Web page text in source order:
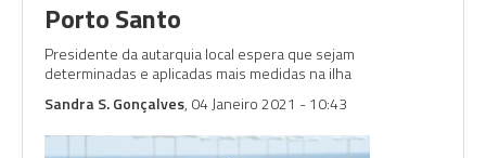
Porto Santo
Presidente da autarquia local espera que sejam
determinadas e aplicadas mais medidas na ilha
Sandra S. Gonçalves, 04 Janeiro 2021 - 10:43